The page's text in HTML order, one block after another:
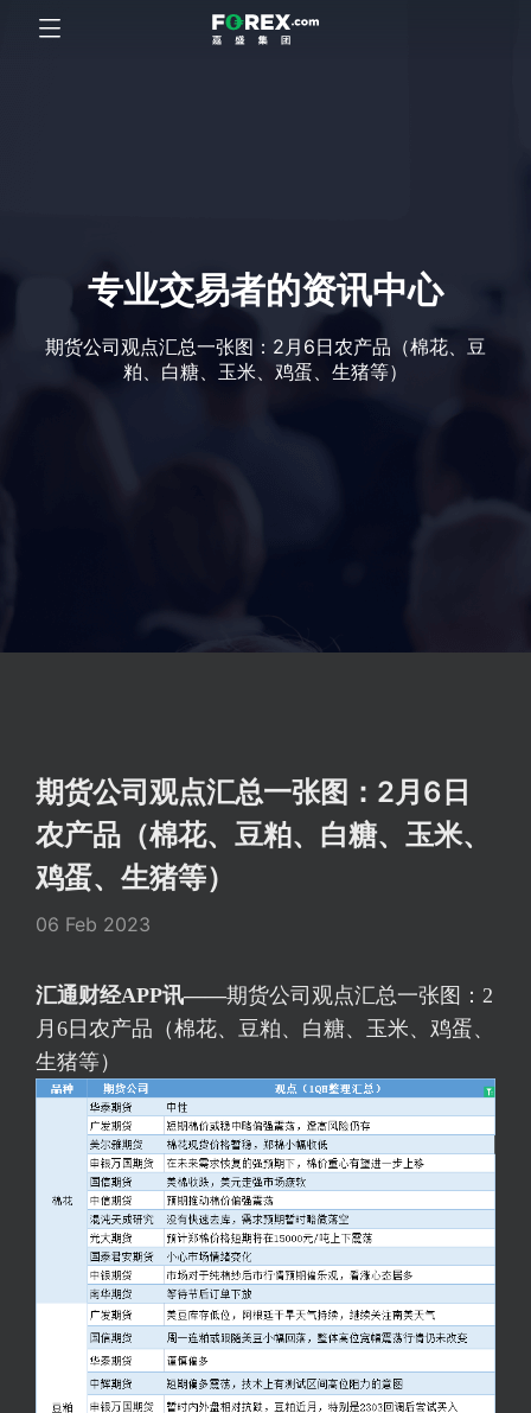
专业交易者的资讯中心
期货公司观点汇总一张图：2月6日农产品（棉花、豆
粕、白糖、玉米、鸡蛋、生猪等）
期货公司观点汇总一张图：2月6日
农产品（棉花、豆粕、白糖、玉米、
鸡蛋、生猪等）
06 Feb 2023
汇通财经APP讯——期货公司观点汇总一张图：2
月6日农产品（棉花、豆粕、白糖、玉米、鸡蛋、
生猪等）